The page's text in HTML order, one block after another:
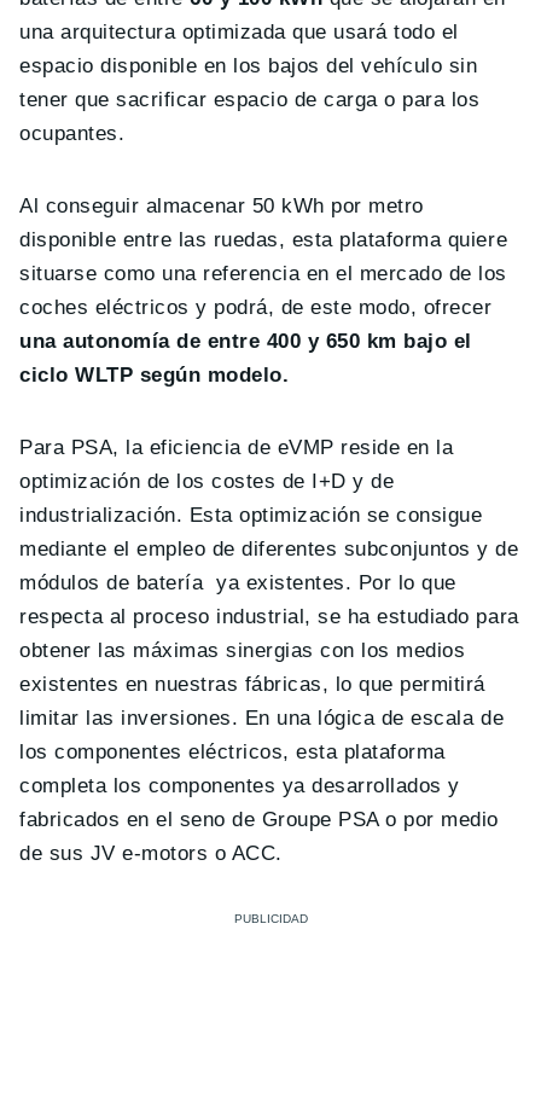
una arquitectura optimizada que usará todo el
espacio disponible en los bajos del vehículo sin
tener que sacrificar espacio de carga o para los
ocupantes.
Al conseguir almacenar 50 kWh por metro
disponible entre las ruedas, esta plataforma quiere
situarse como una referencia en el mercado de los
coches eléctricos y podrá, de este modo, ofrecer
una autonomía de entre 400 y 650 km bajo el
ciclo WLTP según modelo.
Para PSA, la eficiencia de eVMP reside en la
optimización de los costes de I+D y de
industrialización. Esta optimización se consigue
mediante el empleo de diferentes subconjuntos y de
módulos de batería ya existentes. Por lo que
respecta al proceso industrial, se ha estudiado para
obtener las máximas sinergias con los medios
existentes en nuestras fábricas, lo que permitirá
limitar las inversiones. En una lógica de escala de
los componentes eléctricos, esta plataforma
completa los componentes ya desarrollados y
fabricados en el seno de Groupe PSA o por medio
de sus JV e-motors o ACC.